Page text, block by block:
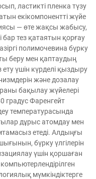
ластикті пленка түзу
екікомпонентті жүйе
— өте жақсы жабысу,
бар тез қатаятын қорғау
полимочевина бүрку
беру мен қаптаудың
үшін күрделі қыздыру
және дозалау
бақылау жүйелері
градус Фаренгейт
температурасында
дұрыс атомдау мен
етеді. Алдыңғы
бүрку үлгілерін
үшін қоршаған
мүмкіндіктерге